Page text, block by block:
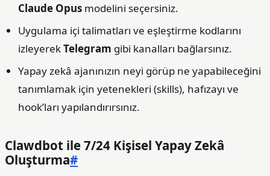
Claude Opusmodelini seçersiniz.
Uygulama içi talimatları ve eşleştirme kodlarını
izleyerekTelegram gibi kanalları bağlarsınız.
Yapay zekâ ajanınızın neyi görüp ne yapabileceğini
tanımlamak için yetenekleri (skills), hafızayı ve
hook’ları yapılandırırsınız.
Clawdbot ile 7/24 Kişisel Yapay Zekâ
Oluşturma#